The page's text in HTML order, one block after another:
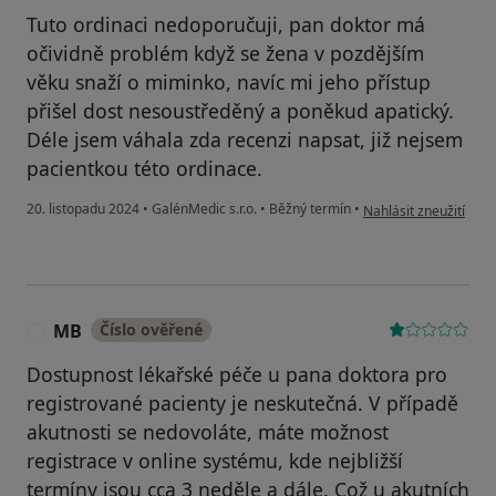
Tuto ordinaci nedoporučuji, pan doktor má
očividně problém když se žena v pozdějším
věku snaží o miminko, navíc mi jeho přístup
přišel dost nesoustředěný a poněkud apatický.
Déle jsem váhala zda recenzi napsat, již nejsem
pacientkou této ordinace.
20. listopadu 2024 • GalénMedic s.r.o. • Běžný termín • podle názoru
Nahlásit zneužití
MB Číslo ověřené
Dostupnost lékařské péče u pana doktora pro
registrované pacienty je neskutečná. V případě
akutnosti se nedovoláte, máte možnost
registrace v online systému, kde nejbližší
termíny jsou cca 3 neděle a dále. Což u akutních